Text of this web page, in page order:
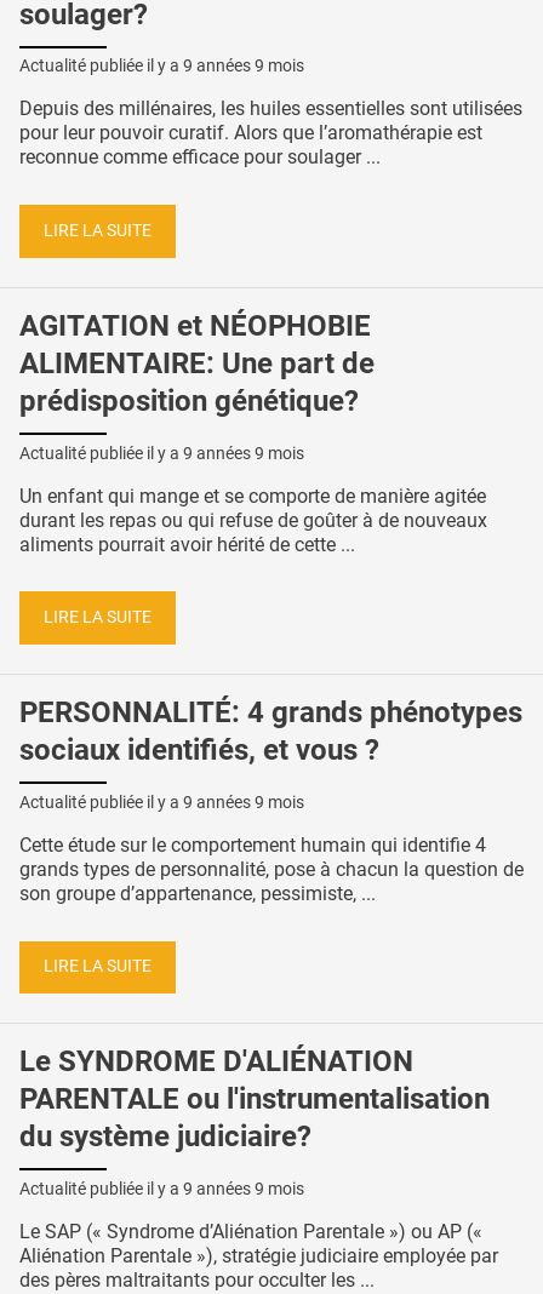
soulager?
Actualité publiée il y a 9 années 9 mois
Depuis des millénaires, les huiles essentielles sont utilisées
pour leur pouvoir curatif. Alors que l’aromathérapie est
reconnue comme efficace pour soulager ...
LIRE LA SUITE
AGITATION et NÉOPHOBIE
ALIMENTAIRE: Une part de
prédisposition génétique?
Actualité publiée il y a 9 années 9 mois
Un enfant qui mange et se comporte de manière agitée
durant les repas ou qui refuse de goûter à de nouveaux
aliments pourrait avoir hérité de cette ...
LIRE LA SUITE
PERSONNALITÉ: 4 grands phénotypes
sociaux identifiés, et vous ?
Actualité publiée il y a 9 années 9 mois
Cette étude sur le comportement humain qui identifie 4
grands types de personnalité, pose à chacun la question de
son groupe d’appartenance, pessimiste, ...
LIRE LA SUITE
Le SYNDROME D'ALIÉNATION
PARENTALE ou l'instrumentalisation
du système judiciaire?
Actualité publiée il y a 9 années 9 mois
Le SAP (« Syndrome d’Aliénation Parentale ») ou AP («
Aliénation Parentale »), stratégie judiciaire employée par
des pères maltraitants pour occulter les ...